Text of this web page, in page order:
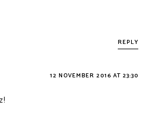
REPLY
12 NOVEMBER 2016 AT 23:30